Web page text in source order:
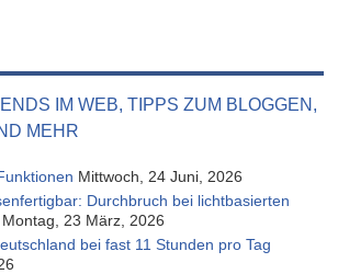
IM WEB, TIPPS ZUM BLOGGEN,
MEHR
Mittwoch, 24 Juni, 2026
Durchbruch bei lichtbasierten
Montag, 23 März, 2026
bei fast 11 Stunden pro Tag